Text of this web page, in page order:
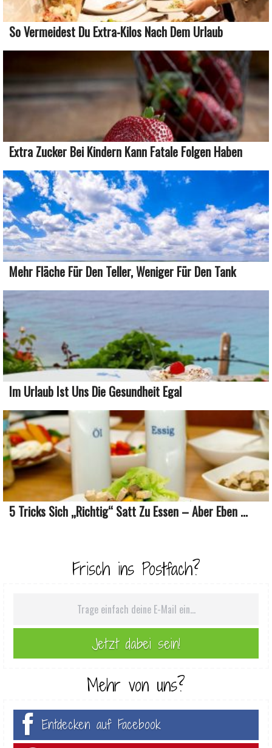
So Vermeidest Du Extra-Kilos Nach Dem Urlaub
Extra Zucker Bei Kindern Kann Fatale Folgen Haben
Mehr Fläche Für Den Teller, Weniger Für Den Tank
Im Urlaub Ist Uns Die Gesundheit Egal
5 Tricks Sich „richtig“ Satt Zu Essen – Aber Eben ...
Frisch ins Postfach?
Mehr von uns?
Entdecken auf Facebook